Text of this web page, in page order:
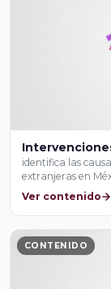
identifica las
extranjeras en
Ver contenido
CONTENIDO